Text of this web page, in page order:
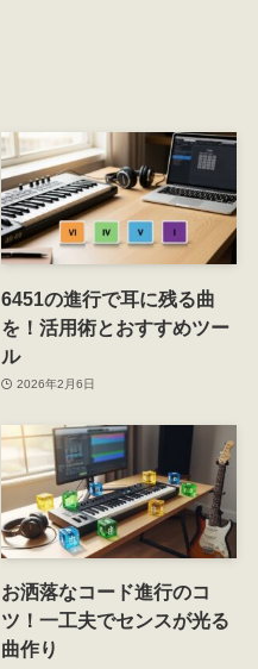
6451の進行で耳に残る曲
を！活用術とおすすめツー
ル
2026年2月6日
お洒落なコード進行のコ
ツ！一工夫でセンスが光る
曲作り